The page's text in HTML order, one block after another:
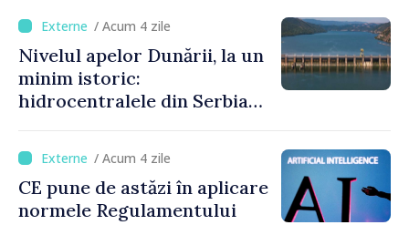
/ Acum 4 zile
Nivelul apelor Dunării, la un
minim istoric:
hidrocentralele din Serbia
capacitate
/ Acum 4 zile
CE pune de astăzi în aplicare
normele Regulamentului